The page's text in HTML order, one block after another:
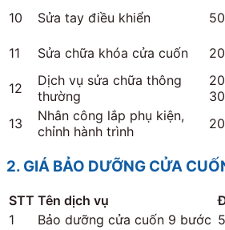
10
Sửa tay điều khiển
11
Sửa chữa khóa cửa cuốn
12
Dịch vụ sửa chữa thông
thường
13
Nhân công lắp phụ kiện,
chỉnh hành trình
2. GIÁ BẢO DƯỠNG CỬA
STT Tên dịch vụ
1
Bảo dưỡng cửa cuốn 9 bước